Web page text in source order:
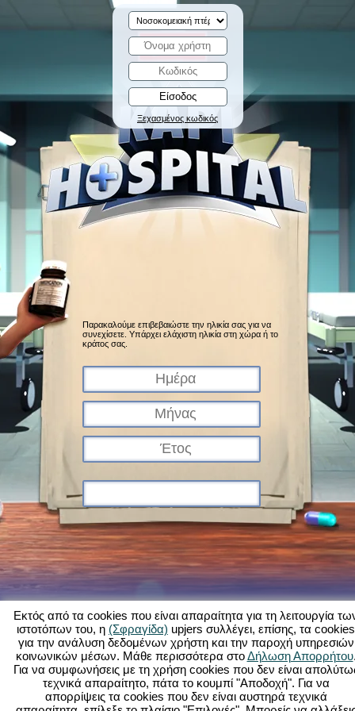
Ξεχασμένος κωδικός
Παρακαλούμε επιβεβαιώστε την ηλικία σας για να
συνεχίσετε. Υπάρχει ελάχιστη ηλικία στη χώρα ή το
κράτος σας.
Τι είναι το Kapi Hospital; Ιστορία Χαρακτηριστικά Εικόνες
Κανόνες
Φόρουμ
Όροι χρήσης Προστασία δεδομένων
Νομικά στοιχεία
Υποστήριξη Πελατών
Παιχνίδια φυλλομετρητή - Upjers.com
Διαχείριση Cookies
Εκτός από τα cookies που είναι απαραίτητα για τη λειτουργία
ιστοτόπων του, η (Σφραγίδα) upjers συλλέγει, επίσης, τα cookies
για την ανάλυση δεδομένων χρήστη και την παροχή υπηρεσιών
κοινωνικών μέσων. Μάθε περισσότερα στοΔήλωση Απορρήτου
Για να συμφωνήσεις με τη χρήση cookies που δεν είναι
τεχνικά απαραίτητο, πάτα το κουμπί "Αποδοχή". Για να
απορρίψεις τα cookies που δεν είναι αυστηρά τεχνικά